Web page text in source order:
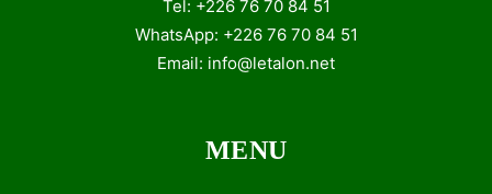
Tel: +226 76 70 84 51
WhatsApp: +226 76 70 84 51
Email: info@letalon.net
MENU